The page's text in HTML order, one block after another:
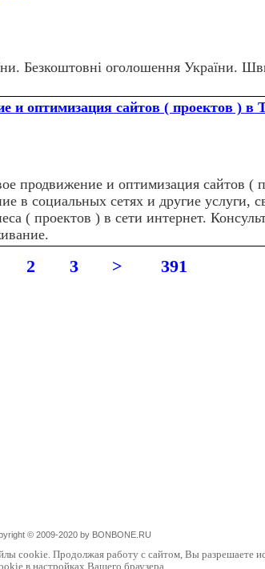
Безкоштовні оголошення України.
и оптимизация сайтов ( проектов ) в
продвижение и оптимизация сайтов (
в социальных сетях и другие услуги,
( проектов ) в сети интернет.
2 3 > 391
© 2009-2020 by BONBONE.RU
cookie. Продолжая работу с сайтом, Вы разрешаете